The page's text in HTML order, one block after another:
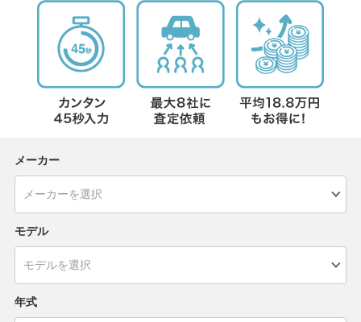
メーカー
モデル
年式